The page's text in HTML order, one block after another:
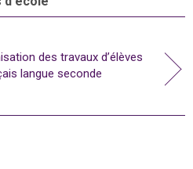
des travaux d’élèves
langue seconde